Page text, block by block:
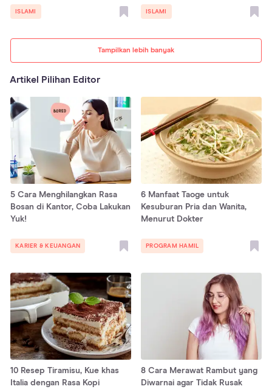
Tampilkan lebih banyak
ISLAMI ISLAMI
Artikel Pilihan Editor
5 Cara Menghilangkan Rasa
Bosan di Kantor, Coba Lakukan
Yuk!
KARIER & KEUANGAN
6 Manfaat Taoge untuk
Kesuburan Pria dan Wanita,
Menurut Dokter
PROGRAM HAMIL
10 Resep Tiramisu, Kue khas
Italia dengan Rasa Kopi
8 Cara Merawat Rambut yang
Diwarnai agar Tidak Rusak